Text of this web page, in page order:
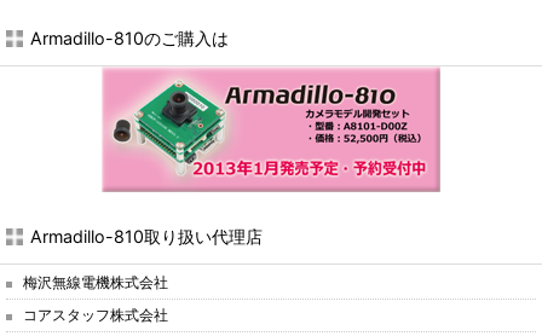
Armadillo-810のご購入は
Armadillo-810取り扱い代理店
梅沢無線電機株式会社
コアスタッフ株式会社